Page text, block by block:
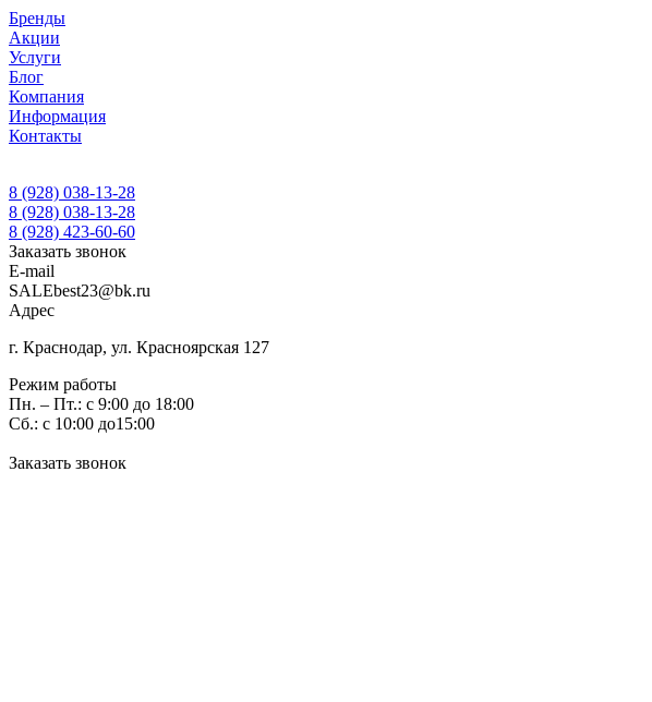
Бренды
Акции
Услуги
Блог
Компания
Информация
Контакты
8 (928) 038-13-28
8 (928) 038-13-28
8 (928) 423-60-60
Заказать звонок
E-mail
SALEbest23@bk.ru
Адрес
г. Краснодар, ул. Красноярская 127
Режим работы
Пн. – Пт.: с 9:00 до 18:00
Сб.: с 10:00 до15:00
Заказать звонок